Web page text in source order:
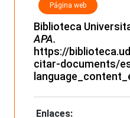
Página web
Biblioteca
APA.
https://
citar-documents/
Enlaces: